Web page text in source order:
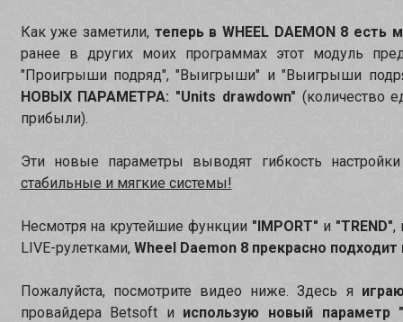
Как уже заметили, теперь в WHEEL DAEMON 8 есть
ранее в других моих программах этот модуль
"Проигрыши подряд", "Выигрыши" и "Выигрыши
НОВЫХ ПАРАМЕТРА: "Units drawdown" (количество
прибыли).
Эти новые параметры выводят гибкость
стабильные и мягкие системы!
Несмотря на крутейшие функции "IMPORT" и "TREND",
LIVE-рулетками, Wheel Daemon 8 прекрасно
Пожалуйста, посмотрите видео ниже. Здесь я
провайдера Betsoft и использую новый параметр